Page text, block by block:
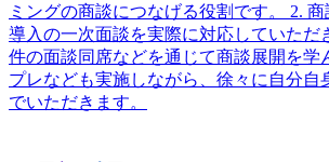
ミングの商談につなげる役割です。 2.
導入の一次面談を実際に対応していただ
件の面談同席などを通じて商談展開を学
プレなども実施しながら、徐々に自分自
でいただきます。